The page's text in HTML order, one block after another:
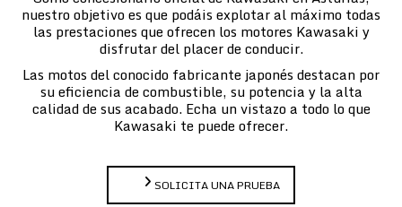
nuestro objetivo es que podáis explotar al máximo todas
las prestaciones que ofrecen los motores Kawasaki y
disfrutar del placer de conducir.
Las motos del conocido fabricante japonés destacan por
su eficiencia de combustible, su potencia y la alta
calidad de sus acabado. Echa un vistazo a todo lo que
Kawasaki te puede ofrecer.
SOLICITA UNA PRUEBA